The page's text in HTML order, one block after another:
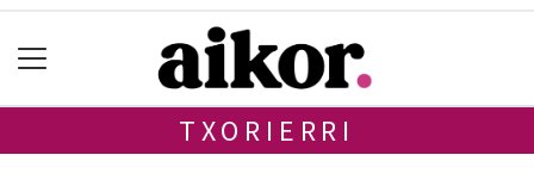
TXORIERRI